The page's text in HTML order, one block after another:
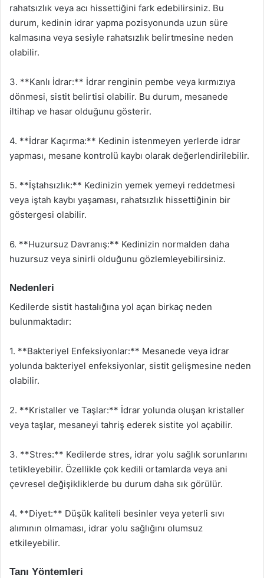
rahatsızlık veya acı hissettiğini fark edebilirsiniz. Bu
durum, kedinin idrar yapma pozisyonunda uzun süre
kalmasına veya sesiyle rahatsızlık belirtmesine neden
olabilir.
3. **Kanlı İdrar:** İdrar renginin pembe veya kırmızıya
dönmesi, sistit belirtisi olabilir. Bu durum, mesanede
iltihap ve hasar olduğunu gösterir.
4. **İdrar Kaçırma:** Kedinin istenmeyen yerlerde idrar
yapması, mesane kontrolü kaybı olarak değerlendirilebilir.
5. **İştahsızlık:** Kedinizin yemek yemeyi reddetmesi
veya iştah kaybı yaşaması, rahatsızlık hissettiğinin bir
göstergesi olabilir.
6. **Huzursuz Davranış:** Kedinizin normalden daha
huzursuz veya sinirli olduğunu gözlemleyebilirsiniz.
Nedenleri
Kedilerde sistit hastalığına yol açan birkaç neden
bulunmaktadır:
1. **Bakteriyel Enfeksiyonlar:** Mesanede veya idrar
yolunda bakteriyel enfeksiyonlar, sistit gelişmesine neden
olabilir.
2. **Kristaller ve Taşlar:** İdrar yolunda oluşan kristaller
veya taşlar, mesaneyi tahriş ederek sistite yol açabilir.
3. **Stres:** Kedilerde stres, idrar yolu sağlık sorunlarını
tetikleyebilir. Özellikle çok kedili ortamlarda veya ani
çevresel değişikliklerde bu durum daha sık görülür.
4. **Diyet:** Düşük kaliteli besinler veya yeterli sıvı
alımının olmaması, idrar yolu sağlığını olumsuz
etkileyebilir.
Tanı Yöntemleri